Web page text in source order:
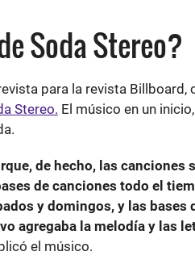
Soda Stereo?
para la revista Billboard,
Stereo. El músico en un
de hecho, las canciones
de canciones todo el
y domingos, y las bases
agregaba la melodía y las
el músico.